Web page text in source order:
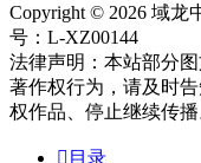
Copyright © 2026 域龙
号：L-XZ00144
法律声明：本站部分
著作权行为，请及时
权作品、停止继续传播
 目录